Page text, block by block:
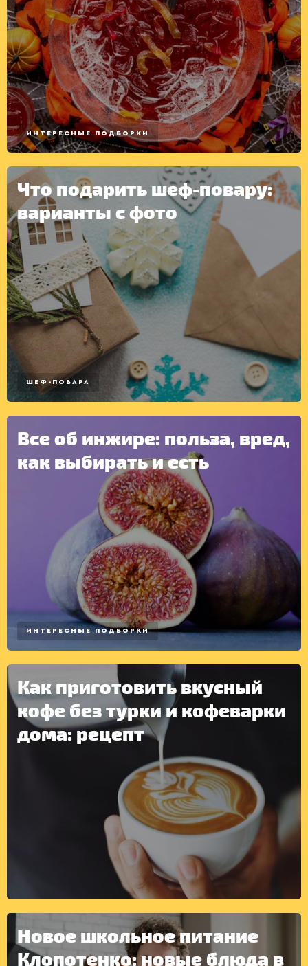
КОНСЕРВАЦИЯ
ИНТЕРЕСНЫЕ ПОДБОРКИ
Что подарить шеф-повару:
варианты с фото
ШЕФ-ПОВАРА
Все об инжире: польза, вред,
как выбирать и есть
ИНТЕРЕСНЫЕ ПОДБОРКИ
Как приготовить вкусный
кофе без турки и кофеварки
дома: рецепт
Новое школьное питание
Клопотенко: новые блюда в